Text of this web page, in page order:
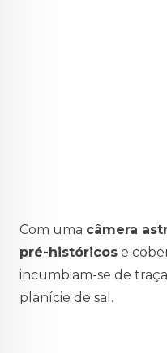
Com uma câmera
pré-históricos e
incumbiam-se de
planície de sal.